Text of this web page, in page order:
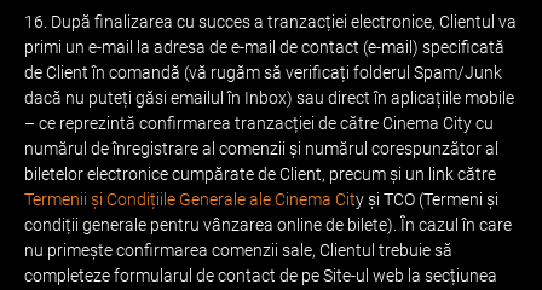
16. După finalizarea cu succes a tranzacției electronice, Clientul va
primi un e-mail la adresa de e-mail de contact (e-mail) specificată
de Client în comandă (vă rugăm să verificați folderul Spam/Junk
dacă nu puteți găsi emailul în Inbox) sau direct în aplicațiile mobile
– ce reprezintă confirmarea tranzacției de către Cinema City cu
numărul de înregistrare al comenzii și numărul corespunzător al
biletelor electronice cumpărate de Client, precum și un link către
Termenii și Condițiile Generale ale Cinema City și TCO (Termeni și
condiții generale pentru vânzarea online de bilete). În cazul în care
nu primește confirmarea comenzii sale, Clientul trebuie să
completeze formularul de contact de pe Site-ul web la secțiunea